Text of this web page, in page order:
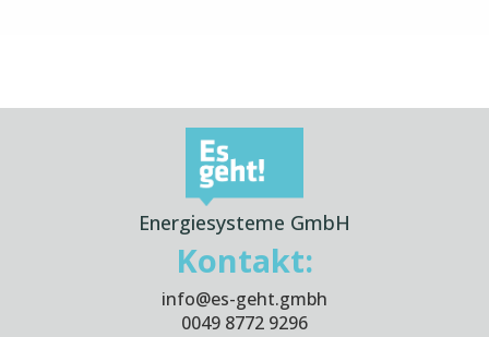
Energiesysteme GmbH
Kontakt:
info@es-geht.gmbh
0049 8772 9296